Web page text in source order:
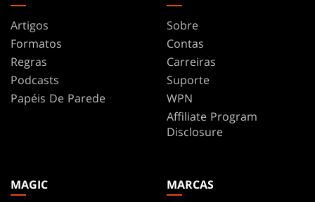
Artigos
Formatos
Regras
Podcasts
Papéis De Parede
Sobre
Contas
Carreiras
Suporte
WPN
Affiliate Program
Disclosure
MAGIC
MARCAS